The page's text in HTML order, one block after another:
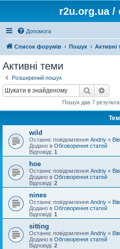
r2u.org.ua /
Допомога
Список форумів Пошук Активні
Активні теми
Розширений пошук
Пошук
Пошук дав 7
Тем
wild
Останнє повідомлення Andriy «
Додано в Обговорення статей
Відповіді: 1
hoe
Останнє повідомлення Andriy «
Додано в Обговорення статей
Відповіді: 2
nines
Останнє повідомлення Andriy «
Додано в Обговорення статей
Відповіді: 1
sitting
Останнє повідомлення Andriy «
Додано в Обговорення статей
Відповіді: 2